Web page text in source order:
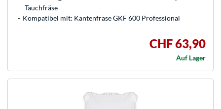
Tauchfräse
Kompatibel mit: Kantenfräse GKF 600 Professional
CHF 63,90
Auf Lager